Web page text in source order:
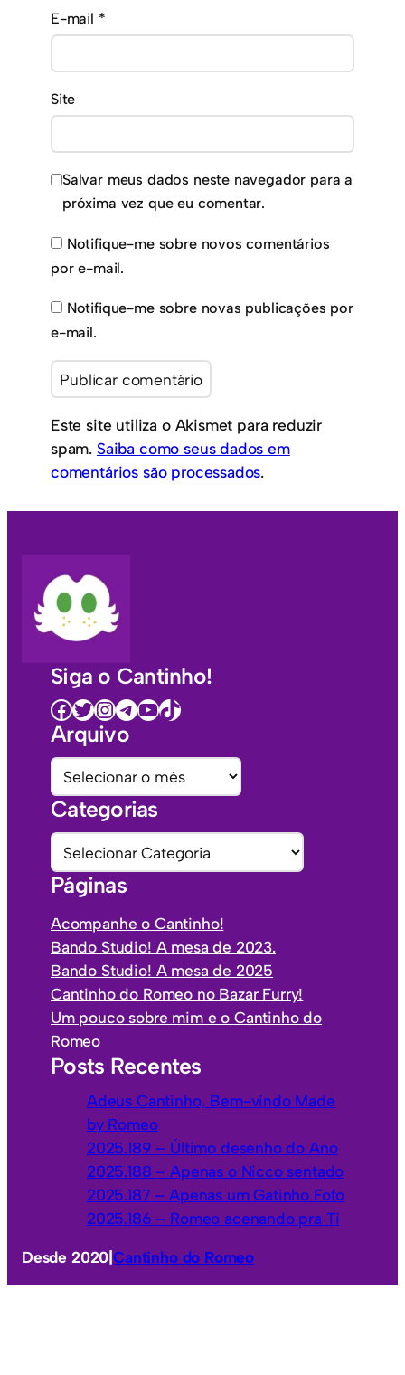
E-mail *
Site
Salvar meus dados neste navegador para a
próxima vez que eu comentar.
Notifique-me sobre novos comentários
por e-mail.
Notifique-me sobre novas publicações por
e-mail.
Este site utiliza o Akismet para reduzir
spam. Saiba como seus dados em
comentários são processados.
Siga o Cantinho!
Facebook Twitter InstagramTelegramYoutube TikTok
Arquivo
A
r
q
u
v
s
Categorias
C
a
t
e
g
o
i
a
s
Páginas
Acompanhe o Cantinho!
Bando Studio! A mesa de 2023.
Bando Studio! A mesa de 2025
Cantinho do Romeo no Bazar Furry!
Um pouco sobre mim e o Cantinho do
Romeo
Posts Recentes
Adeus Cantinho, Bem-vindo Made
by Romeo
2025.189 – Último desenho do Ano
2025.188 – Apenas o Nicco sentado
2025.187 – Apenas um Gatinho Fofo
2025.186 – Romeo acenando pra Ti
Desde 2020 |Cantinho do Romeo